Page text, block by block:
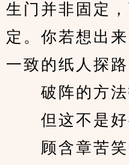
生门并非固定
定。你若想出
一致的纸人探
破阵的方法
但这不是好
顾含章苦笑